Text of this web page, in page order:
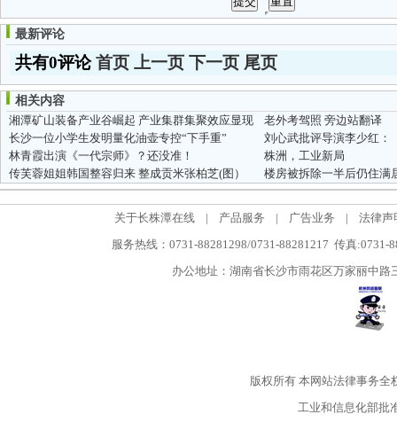
最新评论
共有0评论首页 上一页 下一页 尾页
相关内容
湘潭矿山装备产业谷崛起 产业集群集聚效应显现
老外考驾照 旁边站翻译
长沙一位小学生发明量化油壶专控“下手重”
刘心武批评导演李少红：
林青霞出演《一代宗师》？还没准！
株洲，工业新局
传芙蓉姐姐韩国整容归来 整成贡米张柏芝(图）
楼房被拆除一半后仍住满
关于长株潭在线 | 产品服务 | 广告业务 |
法律声
服务热线：0731-88281298/0731-88281217 传真:0731-
办公地址：湖南省长沙市雨花区万家丽中
版权所有本网站法律事务全
工业和信息化部批